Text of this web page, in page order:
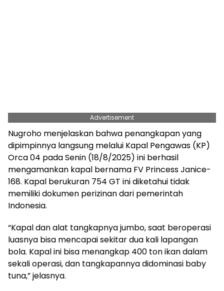
Advertisement
Nugroho menjelaskan bahwa penangkapan yang
dipimpinnya langsung melalui Kapal Pengawas (KP)
Orca 04 pada Senin (18/8/2025) ini berhasil
mengamankan kapal bernama FV Princess Janice-
168. Kapal berukuran 754 GT ini diketahui tidak
memiliki dokumen perizinan dari pemerintah
Indonesia.
“Kapal dan alat tangkapnya jumbo, saat beroperasi
luasnya bisa mencapai sekitar dua kali lapangan
bola. Kapal ini bisa menangkap 400 ton ikan dalam
sekali operasi, dan tangkapannya didominasi baby
tuna,” jelasnya.